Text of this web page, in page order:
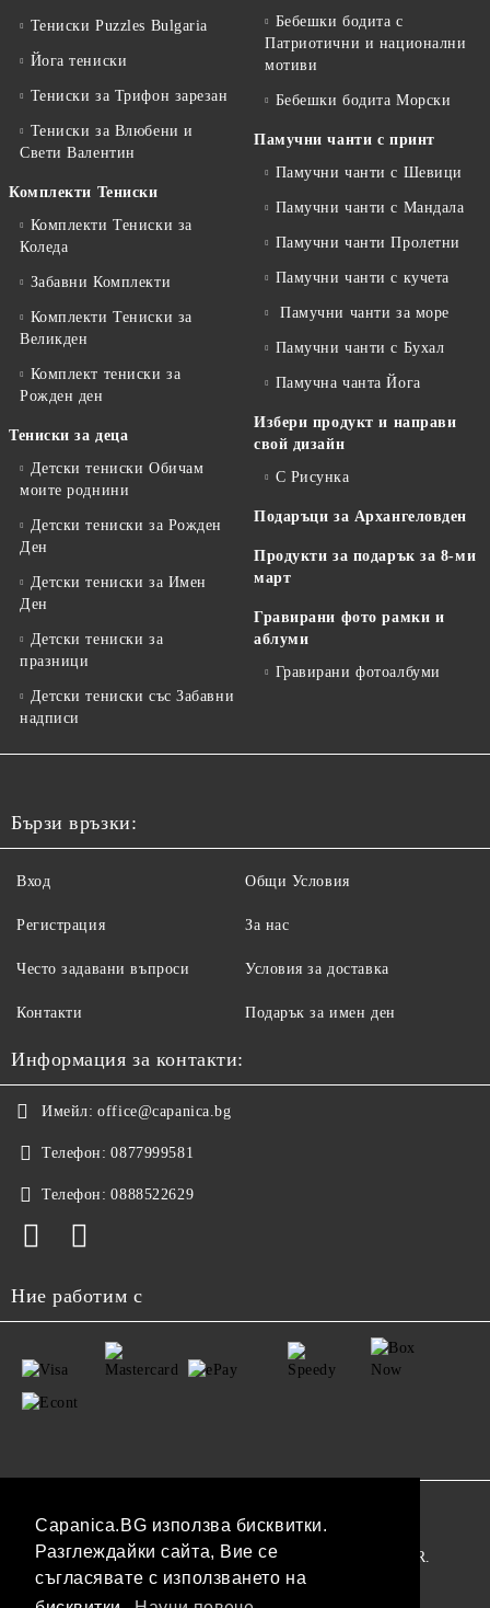
Capanica.BG използва бисквитки.
Разглеждайки сайта, Вие се
съгласявате с използването на
Тениски Puzzles Bulgaria
Йога тениски
Тениски за Трифон зарезан
Тениски за Влюбени и
Свети Валентин
Комплекти Тениски
Комплекти Тениски за
Коледа
Забавни Комплекти
Комплекти Тениски за
Великден
Комплект тениски за
Рожден ден
Тениски за деца
Детски тениски Обичам
моите роднини
Детски тениски за Рожден
Ден
Детски тениски за Имен
Ден
Детски тениски за
празници
Детски тениски със Забавни
надписи
Бебешки бодита с
Патриотични и национални
мотиви
Бебешки бодита Морски
Памучни чанти с принт
Памучни чанти с Шевици
Памучни чанти с Мандала
Памучни чанти Пролетни
Памучни чанти с кучета
Памучни чанти за море
Памучни чанти с Бухал
Памучна чанта Йога
Избери продукт и направи
свой дизайн
С Рисунка
Подаръци за Архангеловден
Продукти за подарък за 8-ми
март
Гравирани фото рамки и
аблуми
Гравирани фотоалбуми
Бързи връзки:
Вход
Регистрация
Често задавани въпроси
Контакти
Общи Условия
За нас
Условия за доставка
Подарък за имен ден
Информация за контакти:
Имейл: office@capanica.bg
Телефон: 0877999581
Телефон: 0888522629
Ние работим с
Нашият онлайн магазин е 100% съобразен с GDPR.